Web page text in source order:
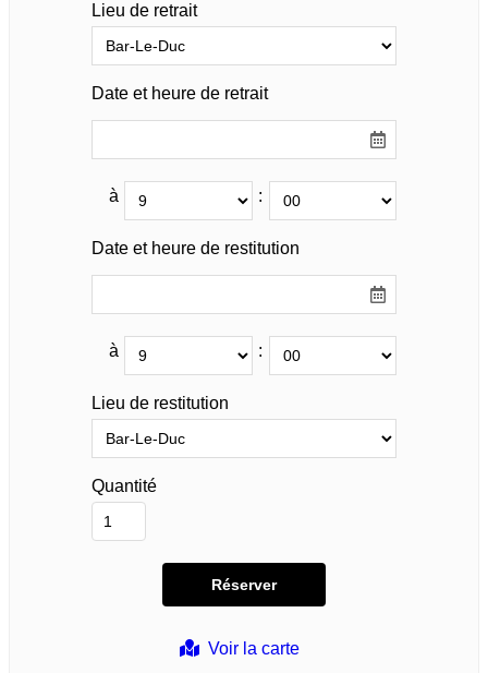
Voir la carte
Lieu de retrait
Date et heure de retrait
à :
Date et heure de restitution
à :
Lieu de restitution
Quantité